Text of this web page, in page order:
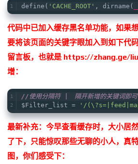
define( 'CACHE_ROOT' , dirname(
代码中已加入缓存黑名单功能，如果
要将该页面的关键字眼加入到如下代
留言板，也就是 https://zhang.ge/
增：
//使用分隔符 |　隔开新增的关键词即可
$Filter_list =
'/
最新补充：今早查看缓存时，大小居
了下，只能惊叹那些无聊的小人，真
图，你们感受下：